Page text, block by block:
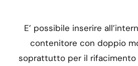
E’ possibile inserire
contenitore con doppio
soprattutto per il rifacimento